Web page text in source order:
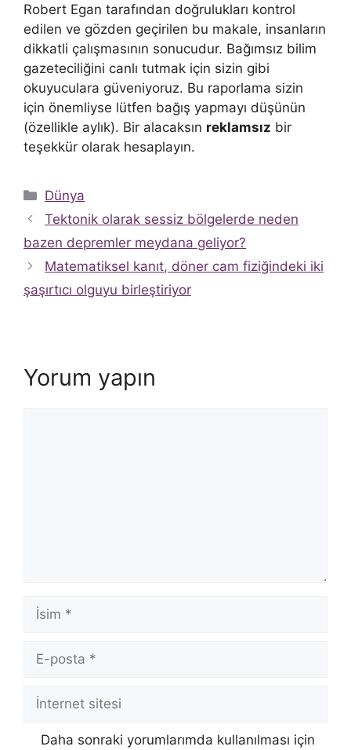
Robert Egan tarafından doğrulukları kontrol
edilen ve gözden geçirilen bu makale, insanların
dikkatli çalışmasının sonucudur. Bağımsız bilim
gazeteciliğini canlı tutmak için sizin gibi
okuyuculara güveniyoruz. Bu raporlama sizin
için önemliyse lütfen bağış yapmayı düşünün
(özellikle aylık). Bir alacaksın reklamsız bir
teşekkür olarak hesaplayın.
Kategoriler
Dünya
Tektonik olarak sessiz bölgelerde neden
bazen depremler meydana geliyor?
Matematiksel kanıt, döner cam fiziğindeki iki
şaşırtıcı olguyu birleştiriyor
Yorum yapın
İsim
posta
İnternet
sitesi
Daha sonraki yorumlarımda kullanılması için